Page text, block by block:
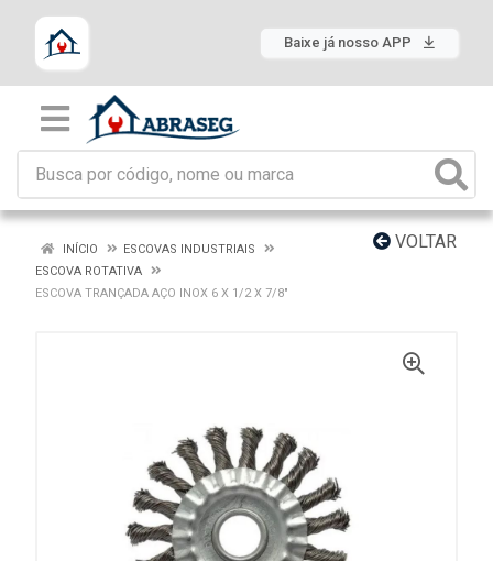
Baixe já nosso APP
VOLTAR
INÍCIO
ESCOVAS INDUSTRIAIS
ESCOVA ROTATIVA
ESCOVA TRANÇADA AÇO INOX 6 X 1/2 X 7/8"